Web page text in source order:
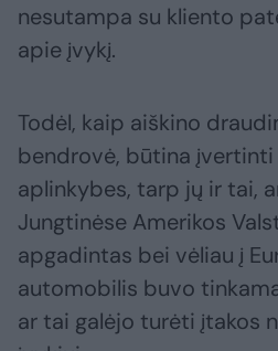
nesutampa su kliento
apie įvykį.
Todėl, kaip aiškino
bendrovė, būtina
aplinkybes, tarp jų ir tai,
Jungtinėse Amerikos
apgadintas bei vėliau į
automobilis buvo
ar tai galėjo turėti įtakos